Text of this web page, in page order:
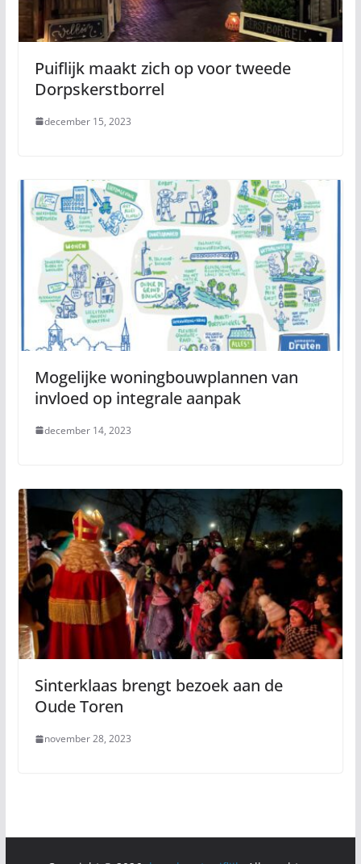
Puiflijk maakt zich op voor tweede
Dorpskerstborrel
december 15, 2023
Mogelijke woningbouwplannen van
invloed op integrale aanpak
december 14, 2023
Sinterklaas brengt bezoek aan de
Oude Toren
november 28, 2023